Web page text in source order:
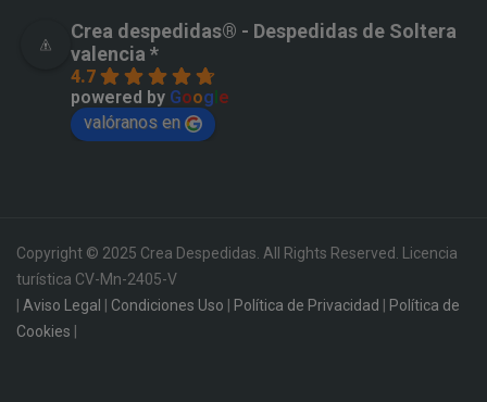
Crea despedidas®️ - Despedidas de Soltera
valencia *
4.7
powered by Google
valóranos en
Copyright © 2025 Crea Despedidas. All Rights Reserved. Licencia
turística CV-Mn-2405-V
Aviso Legal Condiciones Uso Política de Privacidad
Política de
Cookies